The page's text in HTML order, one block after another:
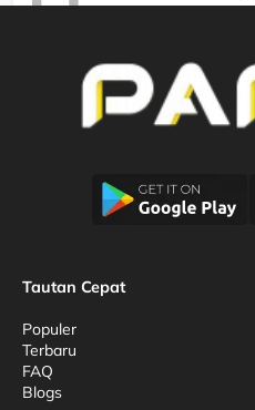
Tautan Cepat
Populer
Terbaru
FAQ
Blogs